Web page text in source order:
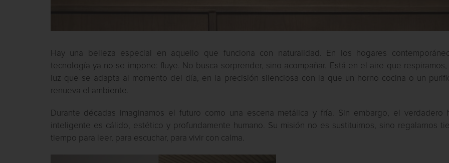
Hay una belleza especial en aquello que funciona con naturalidad. En los hogares
tecnología ya no se impone: fluye. No busca sorprender, sino acompañar. Está en el aire que
luz que se adapta al momento del día, en la precisión silenciosa con la que un horno cocina o un
renueva el ambiente.
Durante décadas imaginamos el futuro como una escena metálica y fría. Sin embargo, el verdadero
inteligente es cálido, estético y profundamente humano. Su misión no es sustituirnos, sino regalarnos
tiempo para leer, para escuchar, para vivir con calma.